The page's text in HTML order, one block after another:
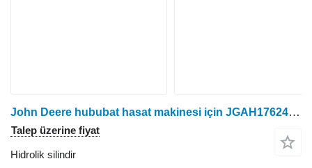
John Deere hububat hasat makinesi için JGAH176248 hidrolik silindir
Talep üzerine fiyat
Hidrolik silindir